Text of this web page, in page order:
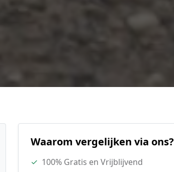
Waarom vergelijken via ons?
✓ 100% Gratis en Vrijblijvend